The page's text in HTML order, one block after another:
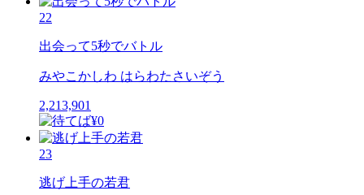
22
出会って5秒でバトル
みやこかしわ はらわたさいぞう
2,213,901
23
逃げ上手の若君